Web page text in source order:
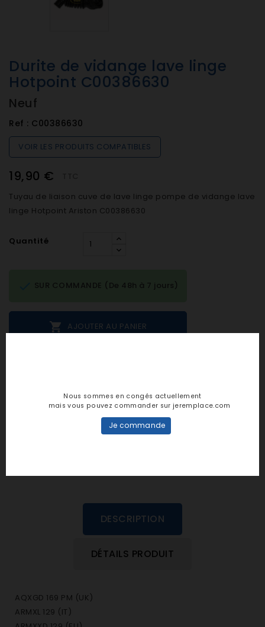
Durite de vidange lave linge
Hotpoint C00386630
Neuf
Ref : C00386630
VOIR LES PRODUITS COMPATIBLES
19,90 €
Tuyau de liaison cuve de lave linge pompe de vidange lave
linge Hotpoint Ariston C00386630
Quantité
 AJOUTER AU PANIER
SUR COMMANDE (De 48h à 7 jours)
personne n'a encore posté d'avis
DESCRIPTION
DÉTAILS PRODUIT
AQXGD 169 PM (UK)
ARMXL 129 (IT)
Nous sommes en congés actuellement
mais vous pouvez commander sur jeremplace.com
Je commande